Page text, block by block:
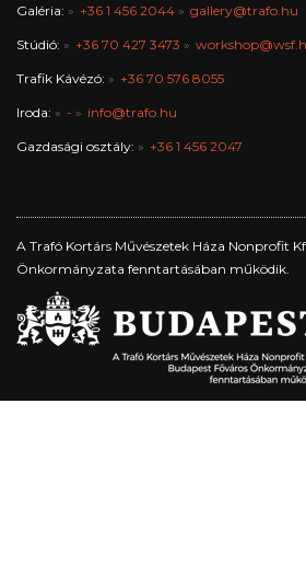
Galéria: +36 1 456 2044 gallery@trafo.hu
Stúdió: +36 70 427 3473
Trafik Kávézó: +36 70 576 8055
Iroda: - info@trafo.hu
Gazdasági osztály: +36 1 456 2047
A Trafó Kortárs Művészetek Háza Nonprofit
Önkormányzata fenntartásában működik.